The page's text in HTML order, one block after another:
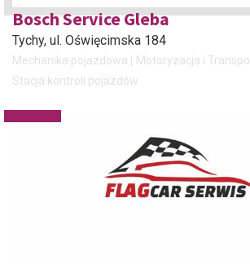
Bosch Service Gleba
Tychy, ul. Oświęcimska 184
Mechanika pojazdowa
Motoryzacja i
Stacja kontroli pojazdów